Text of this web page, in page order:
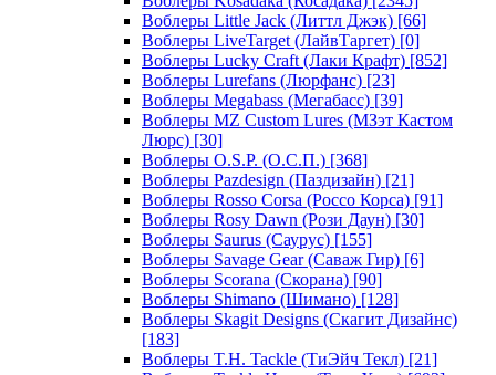
Воблеры Little Jack (Литтл Джэк) [66]
Воблеры LiveTarget (ЛайвТаргет) [0]
Воблеры Lucky Craft (Лаки Крафт) [852]
Воблеры Lurefans (Люрфанс) [23]
Воблеры Megabass (Мегабасс) [39]
Воблеры MZ Custom Lures (МЗэт Кастом
Люрс) [30]
Воблеры O.S.P. (О.С.П.) [368]
Воблеры Pazdesign (Паздизайн) [21]
Воблеры Rosso Corsa (Россо Корса) [91]
Воблеры Rosy Dawn (Рози Даун) [30]
Воблеры Saurus (Саурус) [155]
Воблеры Savage Gear (Саваж Гир) [6]
Воблеры Scorana (Скорана) [90]
Воблеры Shimano (Шимано) [128]
Воблеры Skagit Designs (Скагит Дизайнс)
[183]
Воблеры T.H. Tackle (ТиЭйч Текл) [21]